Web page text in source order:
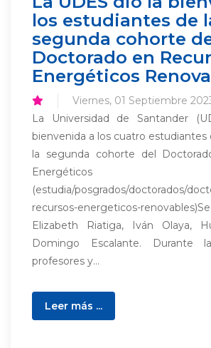
los estudiantes de
segunda cohorte
Doctorado en
Energéticos
Viernes, 01 Septiembre
La Universidad de Santander
bienvenida a los cuatro
la segunda cohorte del
Energéticos
(estudia/posgrados/doctorados/
recursos-energeticos-
Elizabeth Riatiga, Iván Olaya,
Domingo Escalante. Durante
profesores y...
Leer más ...